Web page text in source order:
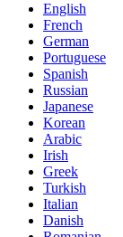
English
French
German
Portuguese
Spanish
Russian
Japanese
Korean
Arabic
Irish
Greek
Turkish
Italian
Danish